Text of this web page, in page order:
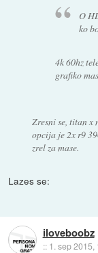
O
ko
4k 60hz
grafiko
Zresni se, titan x
opcija je 2x r9
zrel za mase.
Lazes se:
iloveboobz
:: 1. sep 2015,